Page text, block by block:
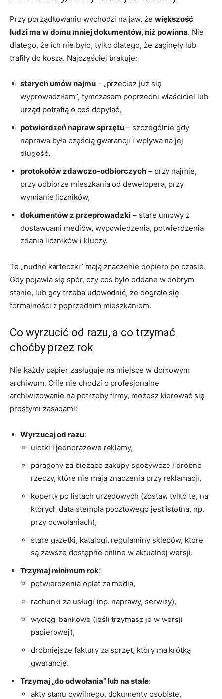
Przy porządkowaniu wychodzi na jaw, że większość
ludzi ma w domu mniej dokumentów, niż powinna. Nie
dlatego, że ich nie było, tylko dlatego, że zaginęły lub
trafiły do kosza. Najczęściej brakuje:
starych umów najmu – „przecież już się
wyprowadziłem”, tymczasem poprzedni właściciel lub
urząd potrafią o coś dopytać,
potwierdzeń napraw sprzętu – szczególnie gdy
naprawa była częścią gwarancji i wpływa na jej
długość,
protokołów zdawczo-odbiorczych – przy najmie,
przy odbiorze mieszkania od dewelopera, przy
wymianie liczników,
dokumentów z przeprowadzki – stare umowy z
dostawcami mediów, wypowiedzenia, potwierdzenia
zdania liczników i kluczy.
Te „nudne karteczki” mają znaczenie dopiero po czasie.
Gdy pojawia się spór, czy coś było oddane w dobrym
stanie, lub gdy trzeba udowodnić, że dograło się
formalności z poprzednim mieszkaniem.
Co wyrzucić od razu, a co trzymać
choćby przez rok
Nie każdy papier zasługuje na miejsce w domowym
archiwum. O ile nie chodzi o profesjonalne
archiwizowanie na potrzeby firmy, możesz kierować się
prostymi zasadami:
Wyrzucaj od razu:
ulotki i jednorazowe reklamy,
paragony za bieżące zakupy spożywcze i drobne
rzeczy, które nie mają znaczenia przy reklamacji,
koperty po listach urzędowych (zostaw tylko te, na
których data stempla pocztowego jest istotna, np.
przy odwołaniach),
stare gazetki, katalogi, regulaminy sklepów, które
są zawsze dostępne online w aktualnej wersji.
Trzymaj minimum rok:
potwierdzenia opłat za media,
rachunki za usługi (np. naprawy, serwisy),
wyciągi bankowe (jeśli trzymasz je w wersji
papierowej),
drobniejsze faktury za sprzęt, który ma krótką
gwarancję.
Trzymaj „do odwołania” lub na stałe:
akty stanu cywilnego, dokumenty osobiste,